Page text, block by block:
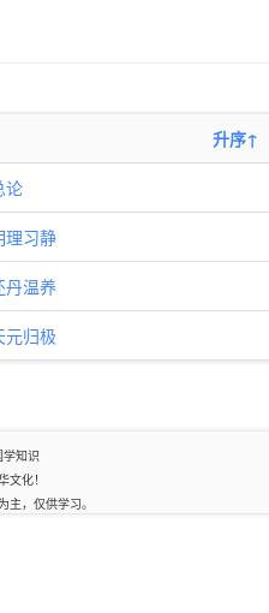
升序↑
论
理习静
丹温养
元归极
知识
化！
主，仅供学习。